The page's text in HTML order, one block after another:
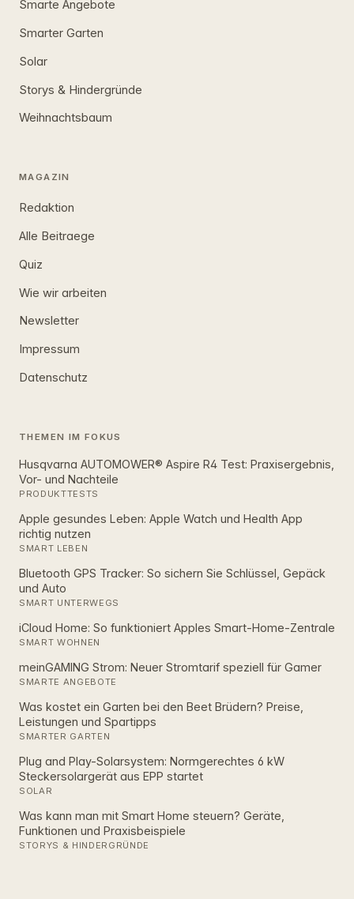
Smarte Angebote
Smarter Garten
Solar
Storys & Hindergründe
Weihnachtsbaum
MAGAZIN
Redaktion
Alle Beitraege
Quiz
Wie wir arbeiten
Newsletter
Impressum
Datenschutz
THEMEN IM FOKUS
Husqvarna AUTOMOWER® Aspire R4 Test: Praxisergebnis,
Vor- und Nachteile
PRODUKTTESTS
Apple gesundes Leben: Apple Watch und Health App
richtig nutzen
SMART LEBEN
Bluetooth GPS Tracker: So sichern Sie Schlüssel, Gepäck
und Auto
SMART UNTERWEGS
iCloud Home: So funktioniert Apples Smart‑Home‑Zentrale
SMART WOHNEN
meinGAMING Strom: Neuer Stromtarif speziell für Gamer
SMARTE ANGEBOTE
Was kostet ein Garten bei den Beet Brüdern? Preise,
Leistungen und Spartipps
SMARTER GARTEN
Plug and Play-Solarsystem: Normgerechtes 6 kW
Steckersolargerät aus EPP startet
SOLAR
Was kann man mit Smart Home steuern? Geräte,
Funktionen und Praxisbeispiele
STORYS & HINDERGRÜNDE